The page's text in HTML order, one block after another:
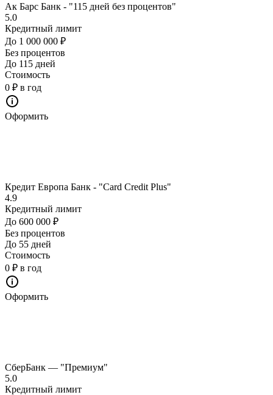
Ак Барс Банк - "115 дней без процентов"
5.0
Кредитный лимит
До 1 000 000 ₽
Без процентов
До 115 дней
Стоимость
0 ₽ в год
Оформить
Кредит Европа Банк - "Card Credit Plus"
4.9
Кредитный лимит
До 600 000 ₽
Без процентов
До 55 дней
Стоимость
0 ₽ в год
Оформить
СберБанк — "Премиум"
5.0
Кредитный лимит